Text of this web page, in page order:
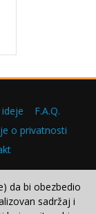
F.A.Q.
o privatnosti
da bi obezbedio
sadržaj i